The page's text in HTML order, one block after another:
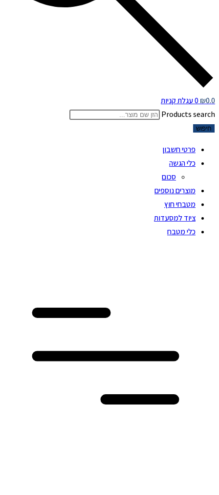
₪0.0
0 עגלת קניות
Products search
חיפוש
פרטי חשבון
כלי הגשה
סכום
מוצרים נוספים
מטבחי חוץ
ציוד למסעדות
כלי מטבח